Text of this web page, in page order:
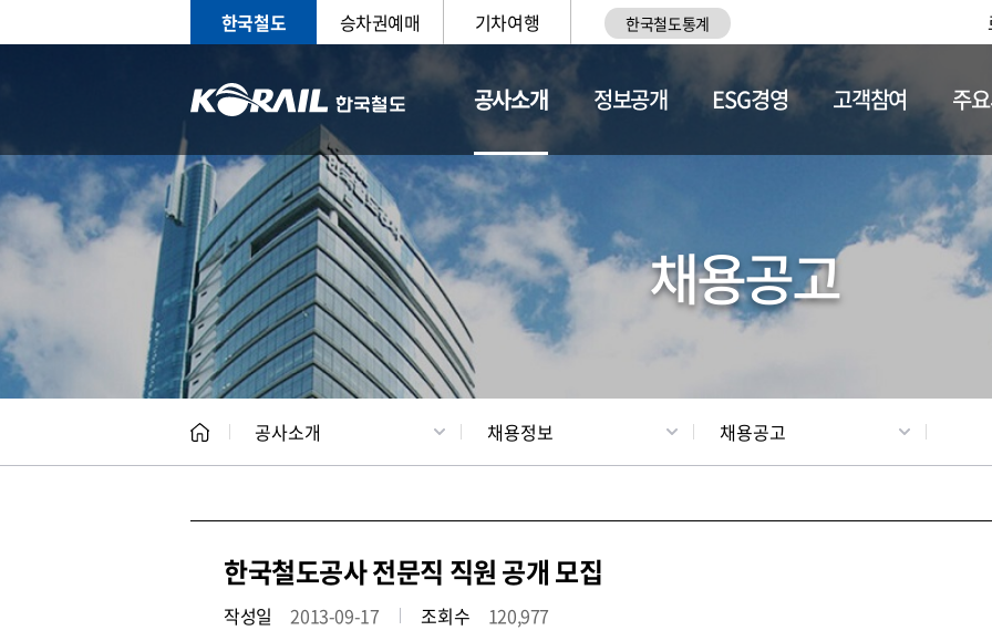
한국철도 승차권예매 기차여행 한국철도통계
공사소개
CEO 일반현황 채용정보
정보공개 ESG경영 고객참여 주
채용공고
공사소개 채용정보 채용공고
한국철도공사 전문직 직원 공개 모집
작성일 2013-09-17 조회수 120,977